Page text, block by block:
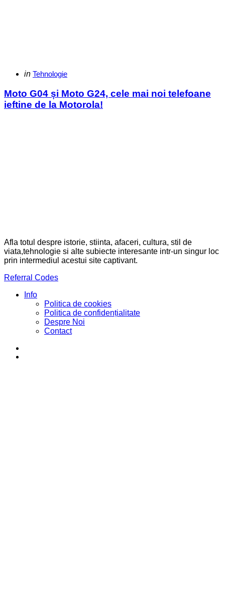
Categories
Posted
in Tehnologie
Moto G04 și Moto G24, cele mai noi telefoane
ieftine de la Motorola!
Afla totul despre istorie, stiinta, afaceri, cultura, stil de
viata,tehnologie si alte subiecte interesante intr-un singur loc
prin intermediul acestui site captivant.
Referral Codes
Info
Politica de cookies
Politica de confidențialitate
Despre Noi
Contact